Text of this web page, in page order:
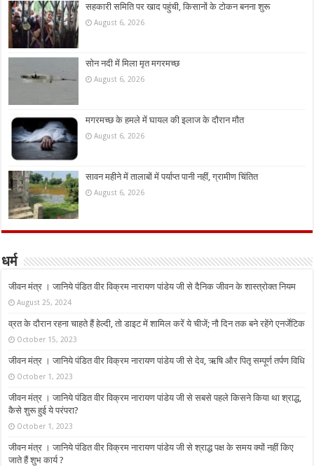
सहकारी समिति पर खाद पहुंची, किसानों के टोकन बनना शुरू
August 6, 2026
सोन नदी में मिला मृत मगरमच्छ
August 6, 2026
मगरमच्छ के हमले में घायल की इलाज के दौरान मौत
August 6, 2026
सावन महीने में तालाबों में पर्याप्त पानी नहीं, ग्रामीण चिंतित
August 6, 2026
धर्म
जीवन मंत्र । जानिये पंडित वीर विक्रम नारायण पांडेय जी से दैनिक जीवन के शास्त्रोक्त नियम
August 25, 2024
व्रत के दौरान रहना चाहते हैं हेल्दी, तो डाइट में शामिल करें ये चीजें; नौ दिन तक बने रहेंगे एनर्जेटिक
October 15, 2023
जीवन मंत्र । जानिये पंडित वीर विक्रम नारायण पांडेय जी से देव, ऋषि और पितृ सम्पूर्ण तर्पण विधि
October 1, 2023
जीवन मंत्र । जानिये पंडित वीर विक्रम नारायण पांडेय जी से सबसे पहले किसने किया था श्राद्ध,
कैसे शुरू हुई ये परंपरा?
October 1, 2023
जीवन मंत्र । जानिये पंडित वीर विक्रम नारायण पांडेय जी से श्राद्ध पक्ष के समय क्यों नहीं किए
जाते हैं शुभ कार्य ?